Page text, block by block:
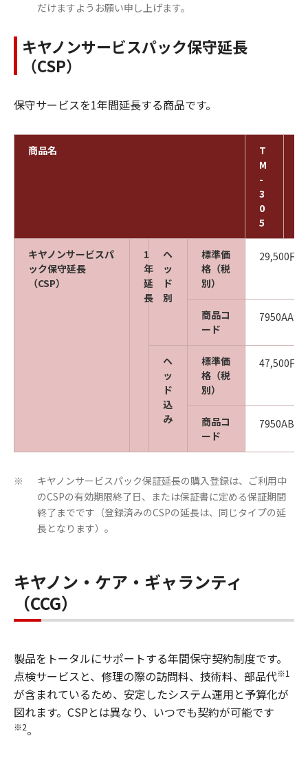
だけますようお願い申し上げます。
キヤノンサービスパック保守延長
（CSP）
保守サービスを1年間延長する商品です。
商品名
T
M
-
3
0
5
キヤノンサービスパ
ック保守延長
（CSP）
1
年
延
長
ヘ
ッ
ド
別
標準価
格（税
別）
29,500円
商品コ
ード
7950AA98
ヘ
ッ
ド
込
み
標準価
格（税
別）
47,500円
商品コ
ード
7950AB03
※
キヤノンサービスパック保証延長の購入登録は、ご利用中
のCSPの有効期限終了日、または保証書に定める保証期間
終了までです（登録済みのCSPの延長は、同じタイプの延
長となります）。
キヤノン・ケア・ギャランティ
（CCG）
製品をトータルにサポートする年間保守契約制度です。
点検サービスと、修理の際の訪問料、技術料、部品代※1
が含まれているため、安定したシステム運用と予算化が
図れます。CSPとは異なり、いつでも契約が可能です
※2。